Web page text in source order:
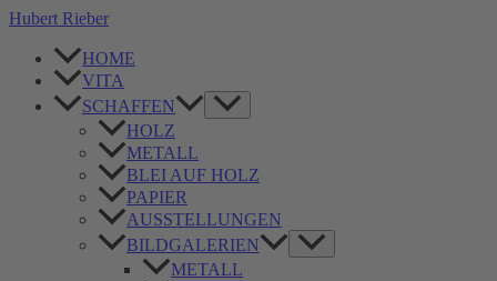
Zum
springen
Hubert Rieber
HOME
VITA
SCHAFFEN
Menü
umschalten
HOLZ
METALL
BLEI AUF HOLZ
PAPIER
AUSSTELLUNGEN
BILDGALERIEN
Menü
umschalten
METALL